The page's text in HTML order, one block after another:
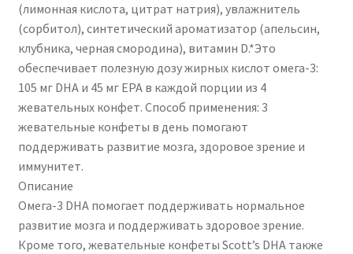
(лимонная кислота, цитрат натрия), увлажнитель
(сорбитол), синтетический ароматизатор (апельсин,
клубника, черная смородина), витамин D.*Это
обеспечивает полезную дозу жирных кислот омега-3:
105 мг DHA и 45 мг EPA в каждой порции из 4
жевательных конфет. Способ применения: 3
жевательные конфеты в день помогают
поддерживать развитие мозга, здоровое зрение и
иммунитет.
Описание
Омега-3 DHA помогает поддерживать нормальное
развитие мозга и поддерживать здоровое зрение.
Кроме того, жевательные конфеты Scott’s DHA также